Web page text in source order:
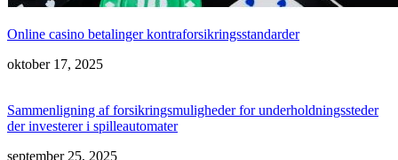
Online casino betalinger kontraforsikringsstandarder
oktober 17, 2025
Sammenligning af forsikringsmuligheder for underholdningssteder
der investerer i spilleautomater
september 25, 2025